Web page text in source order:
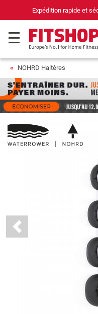
Expédition rapide et
NOHRD Haltères
Previous